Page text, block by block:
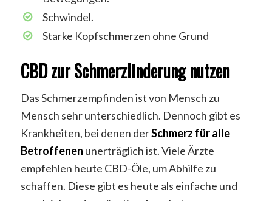
Schwindel.
Starke Kopfschmerzen ohne Grund
CBD zur Schmerzlinderung nutzen
Das Schmerzempfinden ist von Mensch zu
Mensch sehr unterschiedlich. Dennoch gibt es
Krankheiten, bei denen derSchmerz für alle
Betroffenen unerträglich ist. Viele Ärzte
empfehlen heute CBD-Öle, um Abhilfe zu
schaffen. Diese gibt es heute als einfache und